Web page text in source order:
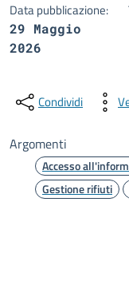
Data pubblicazione:
29 Maggio
2026
Condividi
Argomenti
Accesso
Gestione rifiuti